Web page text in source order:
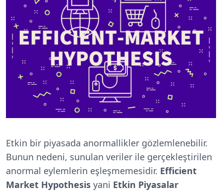
Etkin bir piyasada anormallikler gözlemlenebilir.
Bunun nedeni, sunulan veriler ile gerçekleştirilen
anormal eylemlerin eşleşmemesidir. Efficient
Market Hypothesis yani Etkin Piyasalar